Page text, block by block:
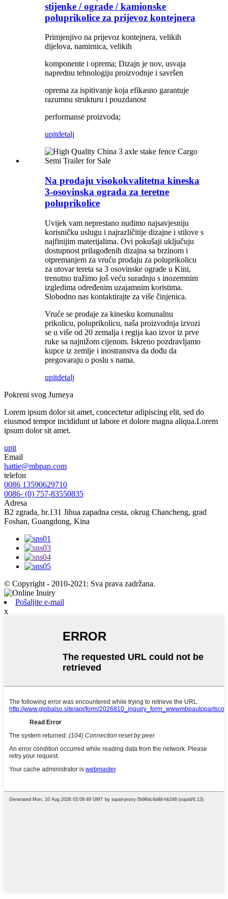
stijenke / ograde / kamionske
poluprikolice za prijevoz kontejnera
Primjenjivo na prijevoz kontejnera, velikih
dijelova, namirnica, velikih
komponente i oprema; Dizajn je nov, usvaja
naprednu tehnologiju proizvodnje i savršen
oprema za ispitivanje koja efikasno garantuje
razumnu strukturu i pouzdanost
performanse proizvoda;
upitdetalj
Na prodaju visokokvalitetna kineska
3-osovinska ograda za teretne
poluprikolice
Uvijek vam neprestano nudimo najsavjesniju
korisničku uslugu i najrazličitije dizajne i stilove s
najfinijim materijalima. Ovi pokušaji uključuju
dostupnost prilagođenih dizajna sa brzinom i
otpremanjem za vruću prodaju za poluprikolicu
za utovar tereta sa 3 osovinske ograde u Kini,
trenutno tražimo još veću suradnju s inozemnim
izgledima određenim uzajamnim koristima.
Slobodno nas kontaktirajte za više činjenica.
Vruće se prodaje za kinesku komunalnu
prikolicu, poluprikolicu, naša proizvodnja izvozi
se u više od 20 zemalja i regija kao izvor iz prve
ruke sa najnižom cijenom. Iskreno pozdravljamo
kupce iz zemlje i inostranstva da dođu da
pregovaraju o poslu s nama.
upitdetalj
Pokreni svog Jurneya
Lorem ipsum dolor sit amet, concectetur adipiscing elit, sed do
eiusmod tempor incididunt ut labore et dolore magna aliqua.Lorem
ipsum dolor sit amet.
upit
Email
hattie@mbpap.com
telefon
0086 13590629710
0086- (0) 757-83550835
Adresa
B2 zgrada, br.131 Jihua zapadna cesta, okrug Chancheng, grad
Foshan, Guangdong, Kina
© Copyright - 2010-2021: Sva prava zadržana.
Pošaljite e-mail
x